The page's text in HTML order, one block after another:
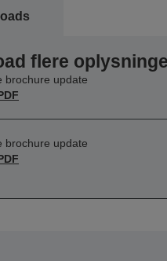
flere
brochure update
brochure update